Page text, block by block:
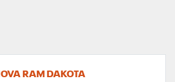
RAM DAKOTA